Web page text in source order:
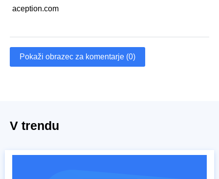
aception.com
Pokaži obrazec za komentarje (0)
V trendu